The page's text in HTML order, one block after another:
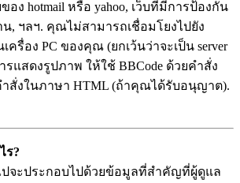
อง hotmail หรือ yahoo, เว็บที่มีการป้องกัน
, ฯลฯ. คุณไม่สามารถเชื่อมโยงไปยัง
ครื่อง PC ของคุณ (ยกเว้นว่าจะเป็น server
แสดงรูปภาพ ให้ใช้ BBCode ด้วยคำสั่ง
ำสั่งในภาษา HTML (ถ้าคุณได้รับอนุญาต).
ร?
จะประกอบไปด้วยข้อมูลที่สำคัญที่ผู้ดูแล